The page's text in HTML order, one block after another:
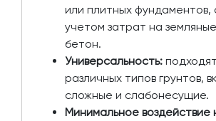
или плитных фундаментов,
учетом затрат на
бетон.
Универсальность:
различных типов грунтов,
сложные и слабонесущие.
Минимальное воздействие